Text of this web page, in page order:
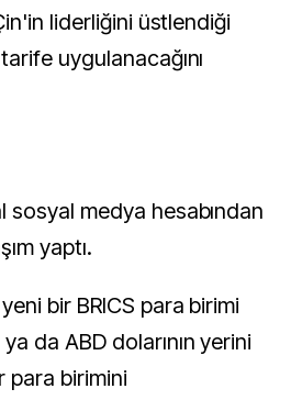
liderliğini üstlendiği
uygulanacağını
sosyal medya hesabından
yaptı.
bir BRICS para birimi
da ABD dolarının yerini
para birimini